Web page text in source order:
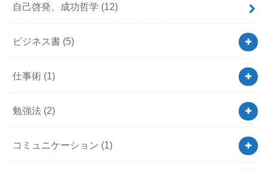
自己啓発、成功哲学 (12)
ビジネス書 (5)
仕事術 (1)
勉強法 (2)
コミュニケーション (1)